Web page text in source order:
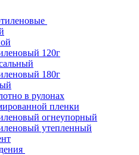
120г
180г
в рулонах
пленки
огнеупорный
утепленный